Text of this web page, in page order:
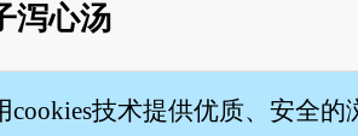
泻心汤
cookies技术提供优质、安全